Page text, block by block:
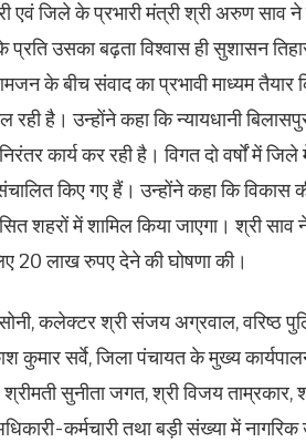
एवं जिले के प्रभारी मंत्री श्री अरुण साव
उसका बढ़ता विश्वास ही सुशासन
के बीच संवाद का प्रभावी माध्यम तैयार
रही है। उन्होंने कहा कि न्यायधानी
कार्य कर रही है। विगत दो वर्षों में
किए गए हैं। उन्होंने कहा कि विकास
शहरों में शामिल किया जाएगा। श्री साव
20 लाख रुपए देने की घोषणा की।
कलेक्टर श्री संजय अग्रवाल, वरिष्ठ
सर्वे, जिला पंचायत के मुख्य
सुनीता जगत, श्री विजय ताम्रकार,
कर्मचारी तथा बड़ी संख्या में